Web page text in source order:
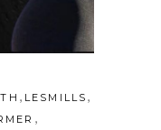
, LESMILLS ,
,